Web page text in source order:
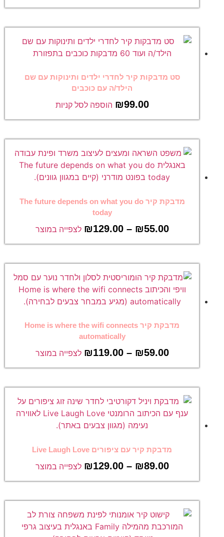
סט מדבקות קיר לחדרי ילדים ותינוקות עם שם
הילד/ה עם כוכבים
₪99.00 הוספה לסל קניות
מדבקת קיר The future depends on what you do
today
₪55.00
–
₪129.00 לצפייה במוצר
מדבקת קיר Home is where the wifi connects
automatically
₪59.00
–
₪119.00 לצפייה במוצר
מדבקת קיר עם ציפורים Live Laugh Love
₪89.00
–
₪129.00 לצפייה במוצר